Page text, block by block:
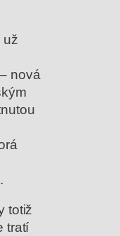
už
nová
totiž
tratí